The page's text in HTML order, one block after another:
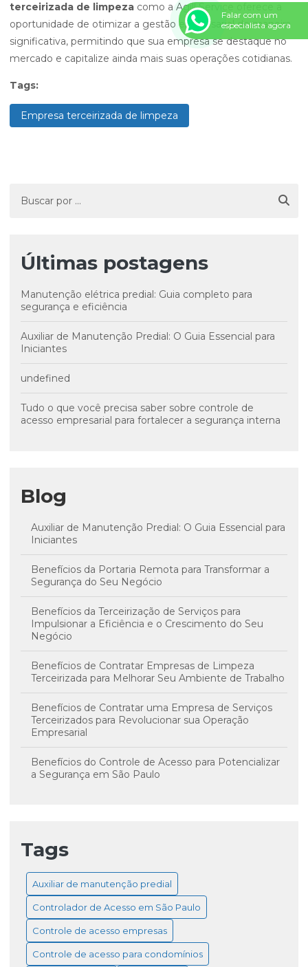
terceirizada de limpeza como a Agill Service oferece a
oportunidade de otimizar a gestão empresarial de maneira
significativa, permitindo que sua empresa se destaque no
mercado e capitalize ainda mais suas operações cotidianas.
Tags:
Empresa terceirizada de limpeza
Últimas postagens
Manutenção elétrica predial: Guia completo para
segurança e eficiência
Auxiliar de Manutenção Predial: O Guia Essencial para
Iniciantes
undefined
Tudo o que você precisa saber sobre controle de
acesso empresarial para fortalecer a segurança interna
Blog
Auxiliar de Manutenção Predial: O Guia Essencial para
Iniciantes
Benefícios da Portaria Remota para Transformar a
Segurança do Seu Negócio
Benefícios da Terceirização de Serviços para
Impulsionar a Eficiência e o Crescimento do Seu
Negócio
Benefícios de Contratar Empresas de Limpeza
Terceirizada para Melhorar Seu Ambiente de Trabalho
Benefícios de Contratar uma Empresa de Serviços
Terceirizados para Revolucionar sua Operação
Empresarial
Benefícios do Controle de Acesso para Potencializar
a Segurança em São Paulo
Como a portaria eletrônica revoluciona a segurança e
a comodidade em condomínios
Como Escolher o Controle de Acesso Ideal para
Empresas e Garantir Segurança Eficiente
Como o Auxiliar de Manutenção Predial Contribui
para a Segurança e o Conforto dos Ambientes
Tags
Auxiliar de manutenção predial
Controlador de Acesso em São Paulo
Controle de acesso empresas
Controle de acesso para condomínios
Falar com um
especialista agora